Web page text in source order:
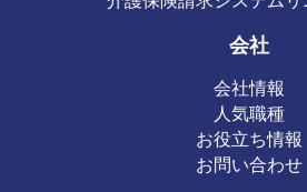
会社
会社情報
人気職種
お役立ち情報
お問い合わせ